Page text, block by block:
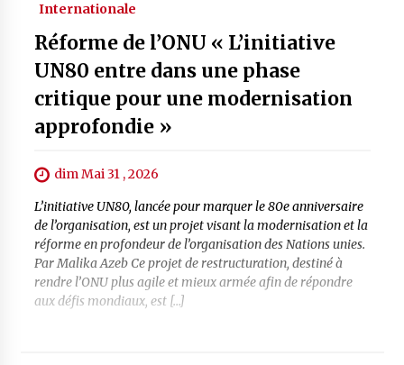
Internationale
Réforme de l’ONU « L’initiative
UN80 entre dans une phase
critique pour une modernisation
approfondie »
dim Mai 31 , 2026
L’initiative UN80, lancée pour marquer le 80e anniversaire
de l’organisation, est un projet visant la modernisation et la
réforme en profondeur de l’organisation des Nations unies.
Par Malika Azeb Ce projet de restructuration, destiné à
rendre l’ONU plus agile et mieux armée afin de répondre
aux défis mondiaux, est […]